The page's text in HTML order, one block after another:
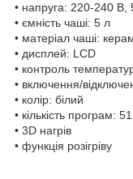
• напруга: 220-240 В,
• ємність чаші: 5 л
• матеріал чаші:
• дисплей: LCD
• контроль
• включення/
• колір: білий
• кількість програм: 51
• 3D нагрів
• функція розігріву